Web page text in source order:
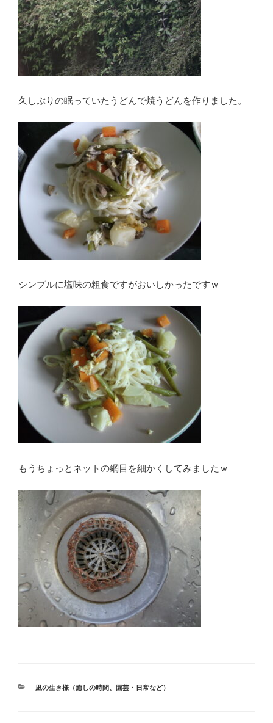
久しぶりの眠っていたうどんで焼うどんを作りました。
シンプルに塩味の粗食ですがおいしかったですｗ
もうちょっとネットの網目を細かくしてみましたｗ
カ
凪の生き様（癒しの時間、園芸・日常など）